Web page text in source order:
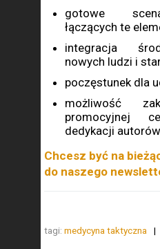
gotowe
łączących te
integracja
nowych ludzi i
poczęstunek dla
możliwość
promocyjnej
dedykacji
Chcesz być na
do naszego
tagi: medycyna taktyczna